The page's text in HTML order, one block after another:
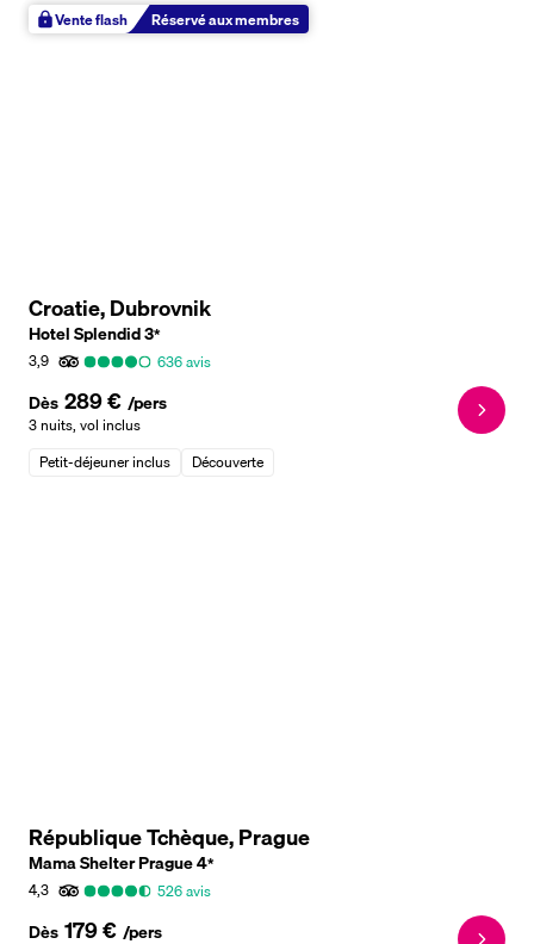
Vente flash Réservé aux membres
Croatie, Dubrovnik
Hotel Splendid3*
3,9
636avis
Dès 289 € /pers
3 nuits, vol inclus
Petit-déjeuner inclus
Découverte
République Tchèque, Prague
Mama Shelter Prague4*
4,3
526avis
Dès 179 € /pers